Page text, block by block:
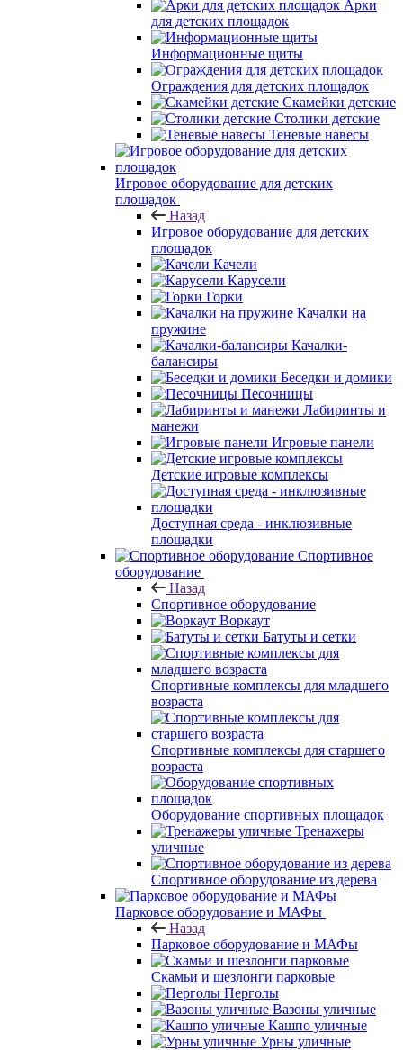
Арки
для детских площадок
Информационные щиты
Ограждения для детских площадок
Скамейки детские
Столики детские
Теневые навесы
Игровое оборудование для детских
площадок
Назад
Игровое оборудование для детских
площадок
Качели
Карусели
Горки
Качалки на
пружине
Качалки-
балансиры
Беседки и домики
Песочницы
Лабиринты и
манежи
Игровые панели
Детские игровые комплексы
Доступная среда - инклюзивные
площадки
Спортивное
оборудование
Назад
Спортивное оборудование
Воркаут
Батуты и сетки
Спортивные комплексы для младшего
возраста
Спортивные комплексы для старшего
возраста
Оборудование спортивных площадок
Тренажеры
уличные
Спортивное оборудование из дерева
Парковое оборудование и МАФы
Назад
Парковое оборудование и МАФы
Скамьи и шезлонги парковые
Перголы
Вазоны уличные
Кашпо уличные
Урны уличные